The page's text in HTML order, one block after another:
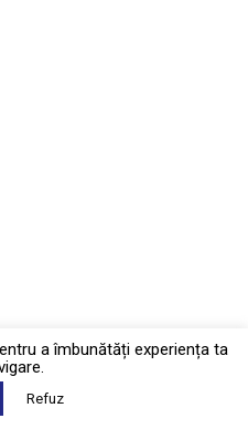
a îmbunătăți experiența ta
Refuz